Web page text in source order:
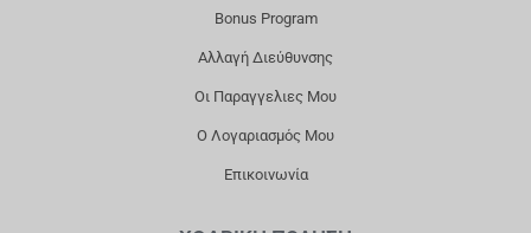
M
Bonus Program
Αλλαγή Διεύθυνσης
Οι Παραγγελιες Μου
Ο Λογαριασμός Μου
Επικοινωνία